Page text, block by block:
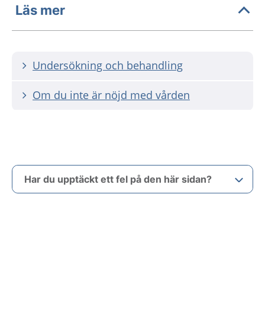
Läs mer
Undersökning och behandling
Om du inte är nöjd med vården
Har du upptäckt ett fel på den här sidan?